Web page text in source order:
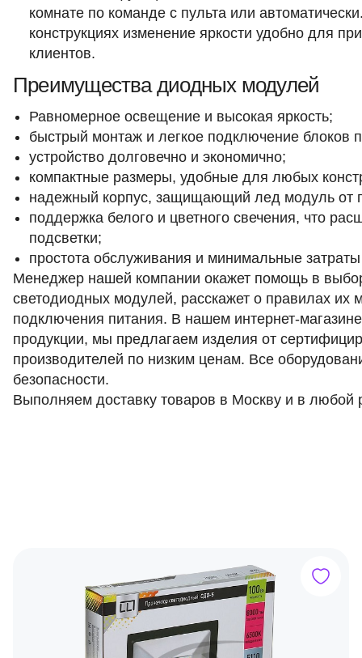
комнате по команде с пульта или
конструкциях изменение яркости удобно для
клиентов.
Преимущества диодных модулей
Равномерное освещение и высокая яркость;
быстрый монтаж и легкое подключение блоков
устройство долговечно и экономично;
компактные размеры, удобные для любых
надежный корпус, защищающий лед модуль от
поддержка белого и цветного свечения, что
подсветки;
простота обслуживания и минимальные
Менеджер нашей компании окажет помощь в
светодиодных модулей, расскажет о правилах их
подключения питания. В нашем интернет-
продукции, мы предлагаем изделия от
производителей по низким ценам. Все
безопасности.
Выполняем доставку товаров в Москву и в любой